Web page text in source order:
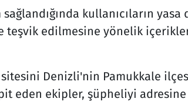
kullanıcıların yasa
teşvik edilmesine yönelik
Denizli'nin Pamukkale
eden ekipler, şüpheliyi